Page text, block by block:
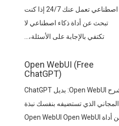
اصطناعي تعمل عنك 24/7 إذا كنت
تبحث عن أداة ذكاء اصطناعي لا
تكتفي بالإجابة على الأسئلة،...
Open WebUI (Free
ChatGPT)
شرح Open WebUI: بديل ChatGPT
المجاني الذي تستضيفه بنفسك نبذة
عن أداة Open WebUI Open WebUI